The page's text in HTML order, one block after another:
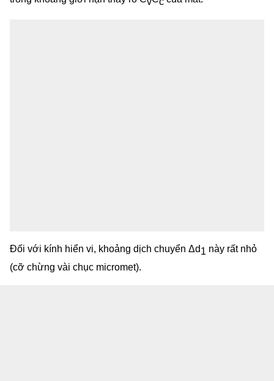
Đối với kính hiển vi, khoảng dịch chuyển Δd1 này rất nhỏ
(cỡ chừng vài chục micromet).